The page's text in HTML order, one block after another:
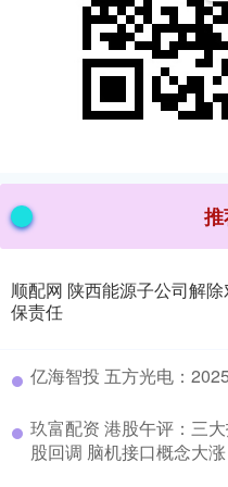
顺配网 陕西能源子公司解
保责任
亿海智投 五方光电：
玖富配资 港股午评：三
股回调 脑机接口概念大涨